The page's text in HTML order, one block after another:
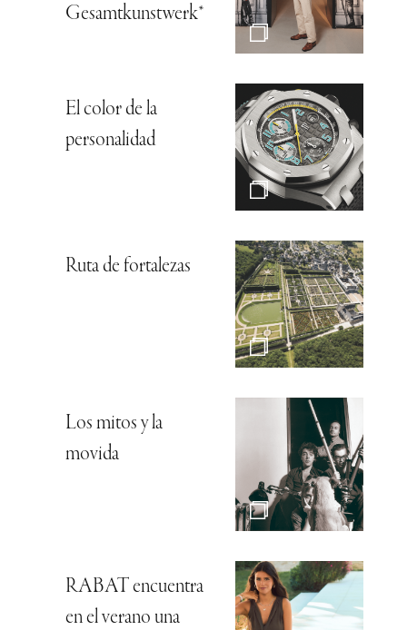
Gesamtkunstwerk*
El color de la
personalidad
Ruta de fortalezas
Los mitos y la
movida
RABAT encuentra
en el verano una